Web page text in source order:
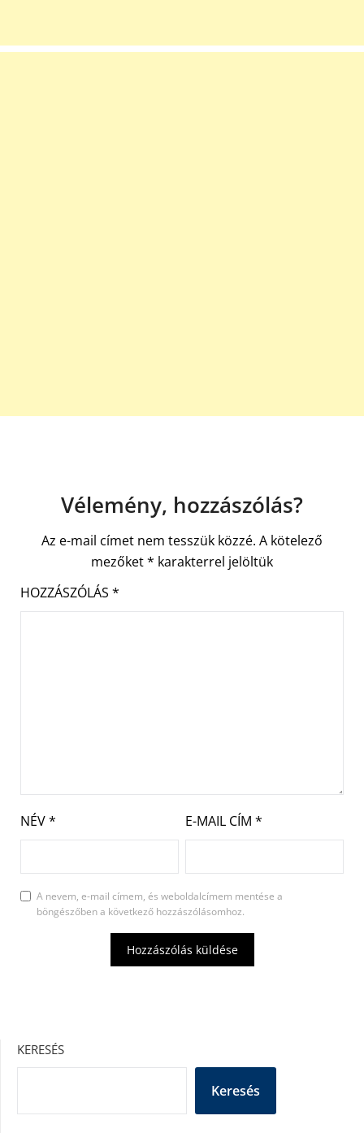
Vélemény, hozzászólás?
Az e-mail címet nem tesszük közzé. A kötelező
mezőket* karakterrel jelöltük
HOZZÁSZÓLÁS *
NÉV* E-MAIL CÍM *
A nevem, e-mail címem, és weboldalcímem mentése a
böngészőben a következő hozzászólásomhoz.
KERESÉS
Keresés